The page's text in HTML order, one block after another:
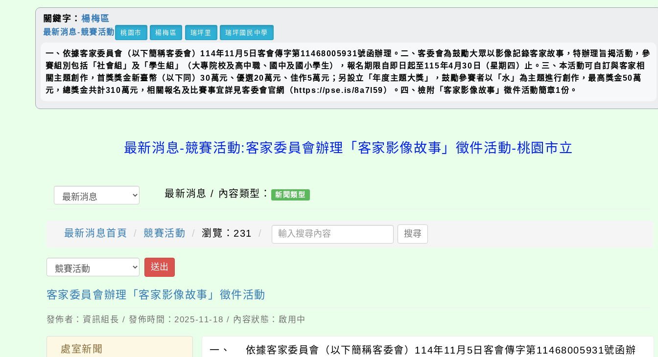
塊
關鍵字： 楊梅區
最新消息-競賽活動 桃園市 楊梅區 瑞坪里 瑞坪國民中學
一、依據客家委員會（以下簡稱客委會）114年11月5日客會傳字第11468005931號函辦理。二、客委會為鼓勵大眾以影像記錄客家故事，特辦理旨揭活動，參
賽組別包括「社會組」及「學生組」（大專院校及高中職、國中及國小學生），報名期限自即日起至115年4月30日（星期四）止。三、本活動可自訂與客家相
關主題創作，首獎獎金新臺幣（以下同）30萬元、優選20萬元、佳作5萬元；另設立「年度主題大獎」，鼓勵參賽者以「水」為主題進行創作，最高獎金50萬
元，總獎金共計310萬元，相關報名及比賽事宜詳見客委會官網（https://pse.is/8a7l59）。四、檢附「客家影像故事」徵件活動簡章1份。
最新消息-競賽活動:客家委員會辦理「客家影像故事」徵件活動-桃園市立
最新消息 / 內容類型： 新聞類型
最新消息首頁 競賽活動 瀏覽：231 搜尋
送出
客家委員會辦理「客家影像故事」徵件活動
發佈者：資訊組長 / 發佈時間：2025-11-18 / 內容狀態：啟用中
處室新聞
一、 依據客家委員會（以下簡稱客委會）114年11月5日客會傳字第11468005931號函辦